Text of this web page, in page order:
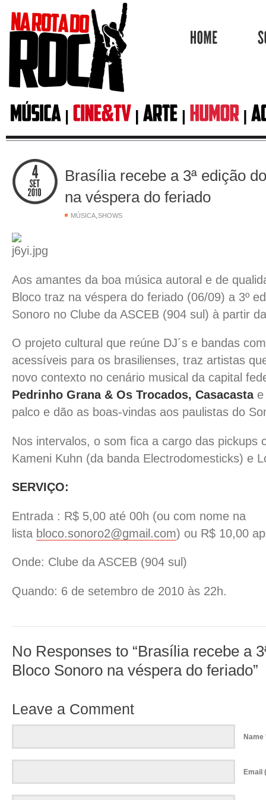
Brasília recebe a 3ª edição
na véspera do feriado
MÚSICA,SHOWS
Aos amantes da boa música autoral e de
Bloco traz na véspera do feriado (06/09) a 3º
Sonoro no Clube da ASCEB (904 sul) à partir
O projeto cultural que reúne DJ´s e bandas
acessíveis para os brasilienses, traz artistas
novo contexto no cenário musical da capital
Pedrinho Grana & Os Trocados, Casacasta e
palco e dão as boas-vindas aos paulistas do
Nos intervalos, o som fica a cargo das pickups
Kameni Kuhn (da banda Electrodomesticks) e
SERVIÇO:
Entrada : R$ 5,00 até 00h (ou com nome na
lista bloco.sonoro2@gmail.com) ou R$ 10,00
Onde: Clube da ASCEB (904 sul)
Quando: 6 de setembro de 2010 às 22h.
No Responses to “Brasília recebe a
Bloco Sonoro na véspera do feriado”
Leave a Comment
Name
Email